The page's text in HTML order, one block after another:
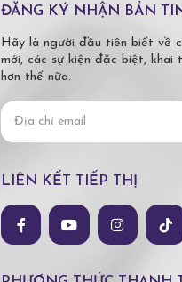
ĐĂNG KÝ NHẬN BẢN
Hãy là người đầu tiên biết về
mới, các sự kiện đặc biệt, khai
hơn thế nữa.
LIÊN KẾT TIẾP THỊ